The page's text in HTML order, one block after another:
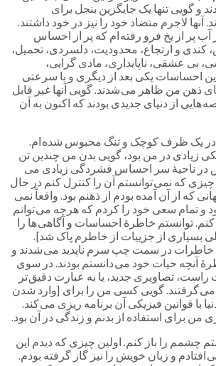
و گویی تنها یک جایگزین بنجل برای
لاجرم متضاد خود را نیز در خود داشتند.
پر از یخ فرو رفته ام که پر از احساس
کندی و ارتجاع، محدودیت، دلسردی، تحمیل،
عشقی، ناپایداری، مادی گرایی،
احساسات یکی بعد از دیگری و با سرعتی
ذهن من ظاهر می شدند. گویی آنها غیر قابل
از دنیای جدیدی بودند که اکنون به آن
یک ظرف کوچک و تنگ محبوس شده ام.
زیادی در من بود، گویی بدن من چندین تن
ناحیۀ سر احساس فشردگی زیادی می
که نمی توانستم آن را کنترل کنم در حال
که از آن آمده بودم از ذهنم بود. واقعاً نمی
و تمام سعی خود را کردم که هرچه می توانم
توانستم خاطرۀ احساسات و آگاهی ها را
بسیاری از جزییات از خاطرم پاک شد].
در سمت چپ سرم ناپدید می شدند و
آنچه حیات خود می دانستم بودند. در سوی
تصاویری جدید، یا به عبارت دقیق تر
گرفتند. گویی کسی من را برای [وارد شدن
با قوانین فیزیکی آن برنامه ریزی می کند.
من برای استفاده از بدنم و زندگی در آن بود.
چشمم را باز کنم. اولین چیزی که دیدم این
افتادم و زبان خویش را نیز گاز گرفته بودم.